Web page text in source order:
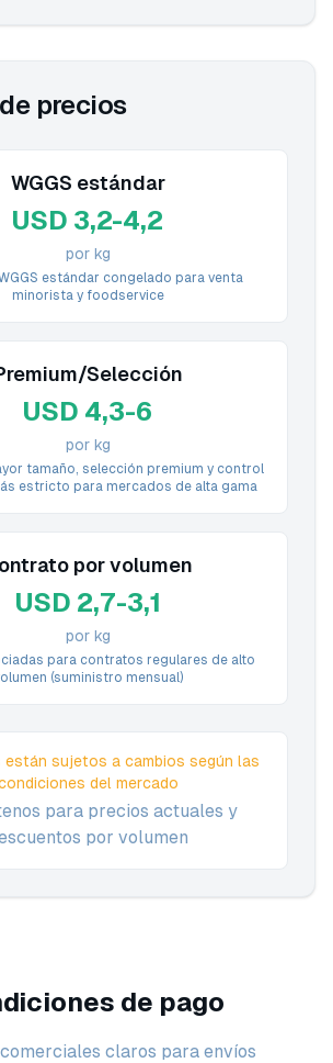
precios
WGGS estándar
USD 3,2-4,2
por kg
estándar congelado para venta
minorista y foodservice
Selección
USD 4,3-6
por kg
tamaño, selección premium y control
estricto para mercados de alta gama
por volumen
USD 2,7-3,1
por kg
para contratos regulares de alto
(suministro mensual)
están sujetos a cambios según las
del mercado
para precios actuales y
por volumen
de pago
claros para envíos